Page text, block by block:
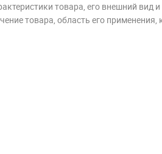
товара, его внешний вид
товара, область его применения,